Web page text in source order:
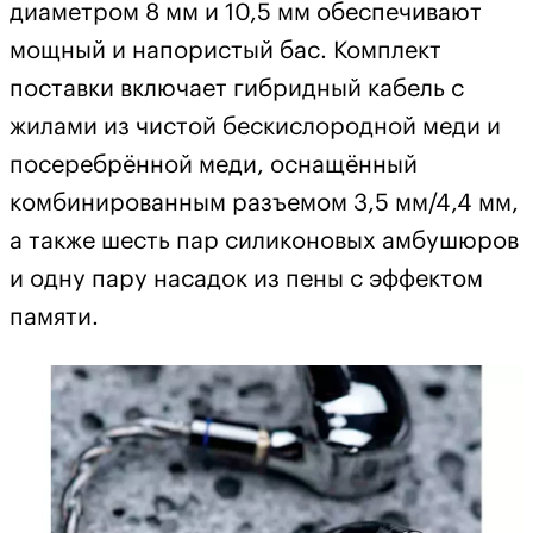
диаметром 8 мм и 10,5 мм обеспечивают
мощный и напористый бас. Комплект
поставки включает гибридный кабель с
жилами из чистой бескислородной меди и
посеребрённой меди, оснащённый
комбинированным разъемом 3,5 мм/4,4 мм,
а также шесть пар силиконовых амбушюров
и одну пару насадок из пены с эффектом
памяти.